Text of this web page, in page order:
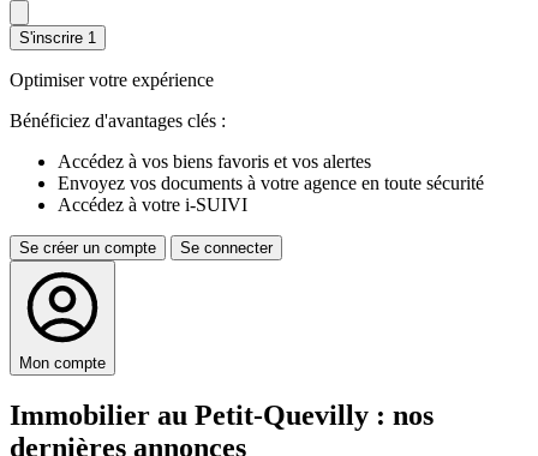
S'inscrire 1
Optimiser votre expérience
Bénéficiez d'avantages clés :
Accédez à vos biens favoris et vos alertes
Envoyez vos documents à votre agence en toute sécurité
Accédez à votre i-SUIVI
Se créer un compte Se connecter
Mon compte
Immobilier au Petit-Quevilly : nos
dernières annonces